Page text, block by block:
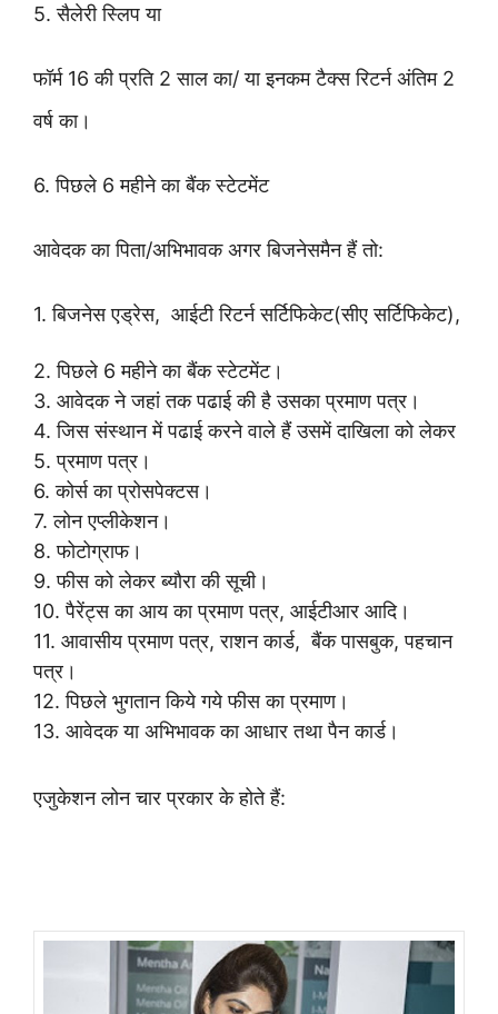
5. सैलेरी स्लिप या
फॉर्म 16 की प्रति 2 साल का/या इनकम टैक्स रिटर्न अंतिम 2
वर्ष का।
6. पिछले 6 महीने का बैंक स्टेटमेंट
आवेदक का पिता/अभिभावक अगर बिजनेसमैन हैं तो:
1. बिजनेस एड्रेस, आईटी रिटर्न सर्टिफिकेट(सीए सर्टिफिकेट),
2. पिछले 6 महीने का बैंक स्टेटमेंट।
3. आवेदक ने जहां तक पढाई की है उसका प्रमाण पत्र।
4. जिस संस्थान में पढाई करने वाले हैं उसमें दाखिला को लेकर
5. प्रमाण पत्र।
6. कोर्स का प्रोसपेक्टस।
7. लोन एप्लीकेशन।
8. फोटोग्राफ।
9. फीस को लेकर ब्यौरा की सूची।
10. पैरेंट्स का आय का प्रमाण पत्र, आईटीआर आदि।
11. आवासीय प्रमाण पत्र, राशन कार्ड, बैंक पासबुक, पहचान
पत्र।
12. पिछले भुगतान किये गये फीस का प्रमाण।
13. आवेदक या अभिभावक का आधार तथा पैन कार्ड।
एजुकेशन लोन चार प्रकार के होते हैं: